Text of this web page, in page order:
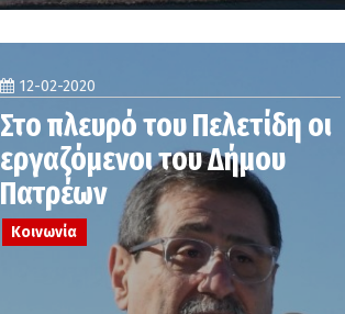
12-02-2020
Στο πλευρό του Πελετίδη οι
εργαζόμενοι του Δήμου
Πατρέων
Κοινωνία